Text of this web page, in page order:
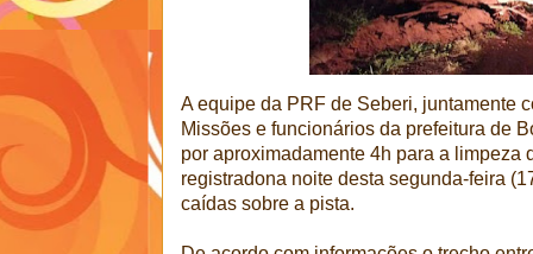
A equipe da PRF de Seberi, juntamente
Missões e funcionários da prefeitura de
por aproximadamente 4h para a limpeza
registradona noite desta segunda-feira
caídas sobre a pista.